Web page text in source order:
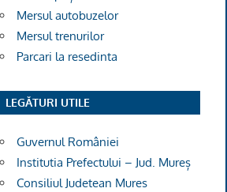
Mersul autobuzelor
Mersul trenurilor
Parcari la resedinta
LEGĂTURI UTILE
Guvernul României
Institutia Prefectului – Jud. Mureș
Consiliul Judetean Mures